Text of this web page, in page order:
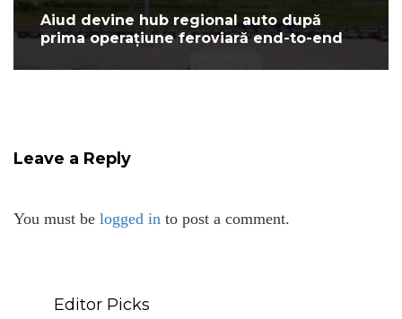
Aiud devine hub regional auto după
prima operațiune feroviară end-to-end
Leave a Reply
You must be logged in to post a comment.
Editor Picks